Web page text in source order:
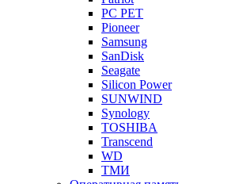
PC PET
Pioneer
Samsung
SanDisk
Seagate
Silicon Power
SUNWIND
Synology
TOSHIBA
Transcend
WD
ТМИ